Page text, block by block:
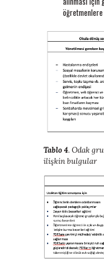
öğretmenlere
Tablo 4. Odak
ilişkin bulgular